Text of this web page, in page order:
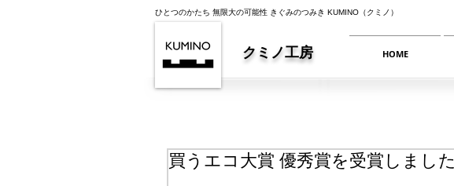
ひとつのかたち 無限大の可能性 きぐみのつみき KUMINO（クミノ）
HOME
クミノ工房
買うエコ大賞 優秀賞を受賞しました